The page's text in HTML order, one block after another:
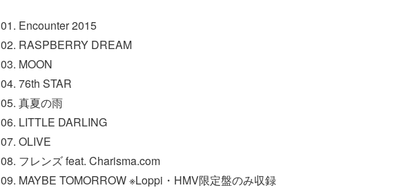
01. Encounter 2015
02. RASPBERRY DREAM
03. MOON
04. 76th STAR
05. 真夏の雨
06. LITTLE DARLING
07. OLIVE
08. フレンズ feat. Charisma.com
09. MAYBE TOMORROW ※Loppi・HMV限定盤のみ収録